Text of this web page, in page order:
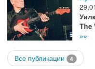
The
»»
Все публикации 4